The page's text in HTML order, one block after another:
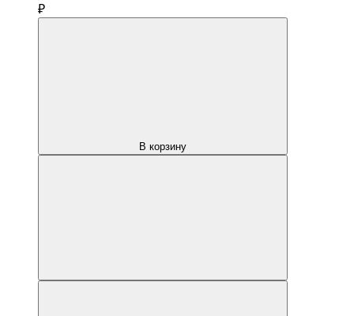
₽
В корзину